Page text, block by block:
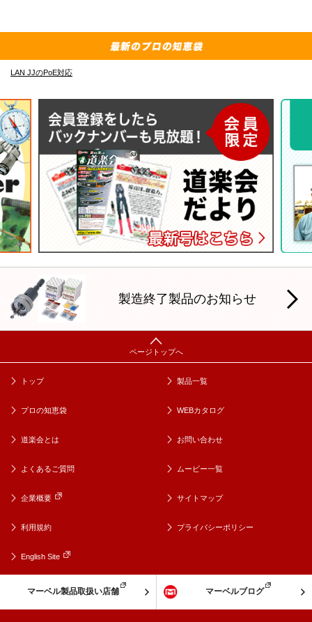
LAN JJのPoE対応
製造終了製品のお知らせ
トップ 製品一覧
プロの知恵袋 WEBカタログ
道楽会とは お問い合わせ
よくあるご質問 ムービー一覧
企業概要 サイトマップ
利用規約 プライバシーポリシー
English Site
マーベル製品取扱い店舗 マーベルブログ